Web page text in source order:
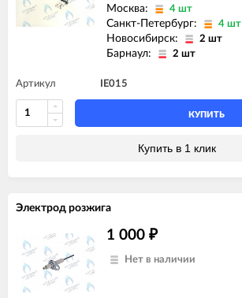
Москва: 4 шт
Санкт-Петербург: 4 шт
Новосибирск: 2 шт
Барнаул: 2 шт
Артикул IE015
КУПИТЬ
Купить в 1 клик
Электрод розжига
1 000 ₽
Нет в наличии